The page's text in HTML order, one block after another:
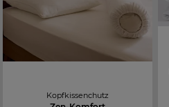
Kopfkissenchutz